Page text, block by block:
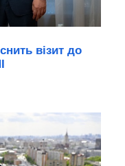
візит до